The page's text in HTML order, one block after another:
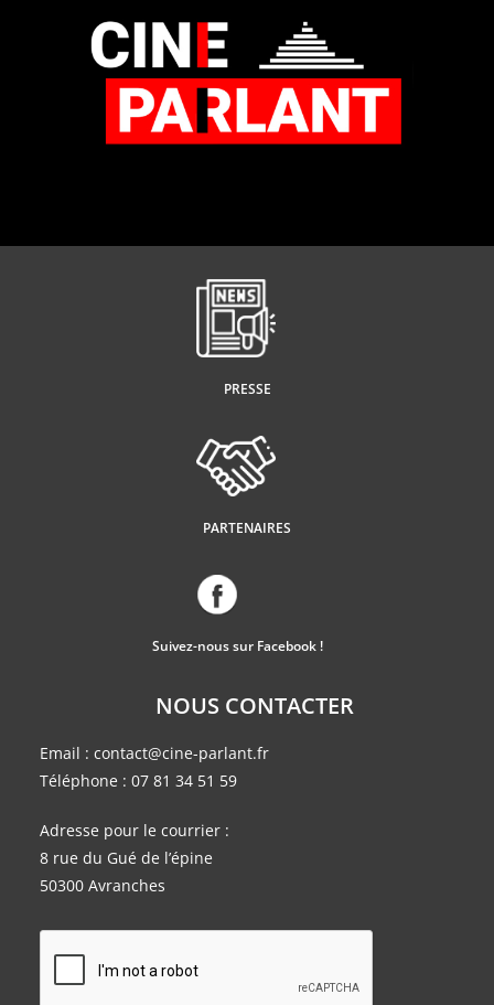
PRESSE
PARTENAIRES
Suivez-nous sur Facebook !
NOUS CONTACTER
Email : contact@cine-parlant.fr
Téléphone : 07 81 34 51 59
Adresse pour le courrier :
8 rue du Gué de l’épine
50300 Avranches